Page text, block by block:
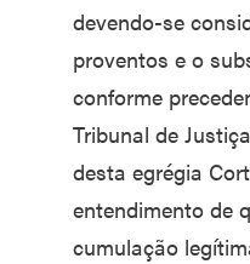
devendo-se
proventos e o
conforme
Tribunal de
desta egrégia
entendimento de
cumulação